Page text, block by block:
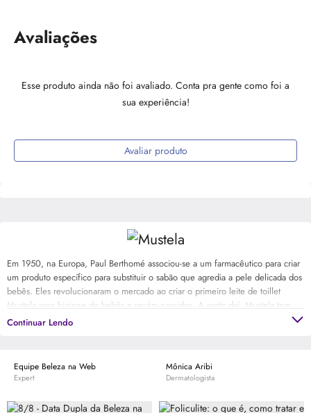
Avaliações
Esse produto ainda não foi avaliado. Conta pra gente como foi a
sua experiência!
Avaliar produto
Em 1950, na Europa, Paul Berthomé associou-se a um farmacêutico para criar
um produto específico para substituir o sabão que agredia a pele delicada dos
bebês. Eles revolucionaram o mercado ao criar o primeiro leite de toillet
Mustela para higiene de bebês e recém-nascidos. A partir daí, Mustela tem
acompanhado as gestantes, mães e seus bebês nos cuidados diários com o
Continuar Lendo
Equipe Beleza na Web
Expert
Mônica Aribi
Dermatologista